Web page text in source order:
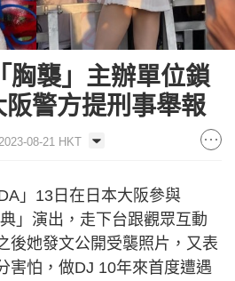
胸襲」主辦單位鎖
警方提刑事舉報
08-21 HKT
」13日在日本大阪參與
」演出，走下台跟觀眾互動
後她發文公開受襲照片，又表
害怕，做DJ 10年來首度遭遇